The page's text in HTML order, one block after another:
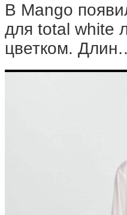
В Mango
для total white
цветком.